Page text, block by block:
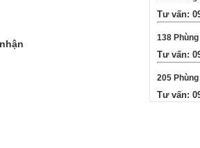
Tư vấn:
138
Tư vấn:
205
Tư vấn: